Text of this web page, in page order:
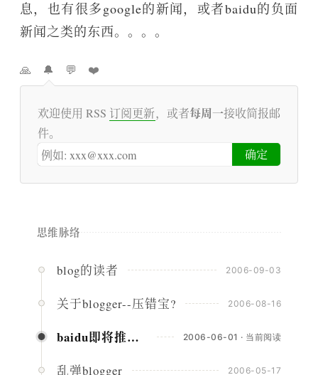
息，也有很多google的新闻，或者baidu的负面
新闻之类的东西。。。。
🙏 🔔 💬 ❤️
欢迎使用 RSS 订阅更新，或者每周一接收简报邮
件。
思维脉络
blog的读者 2006-09-03
关于blogger--压错宝? 2006-08-16
baidu即将推出百度空间 2006-06-01 · 当前阅读
乱弹blogger 2006-05-17